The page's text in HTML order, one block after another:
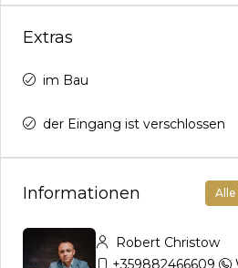
Extras
im Bau
der Eingang ist verschlossen
Informationen
Robert Christow
+359882466609